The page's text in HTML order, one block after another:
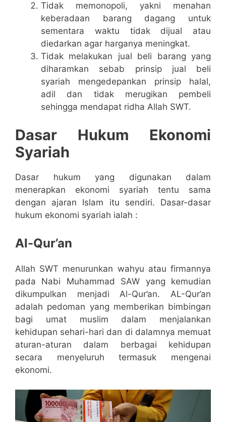
Tidak memonopoli, yakni menahan
keberadaan barang dagang untuk
sementara waktu tidak dijual atau
diedarkan agar harganya meningkat.
Tidak melakukan jual beli barang yang
diharamkan sebab prinsip jual beli
syariah mengedepankan prinsip halal,
adil dan tidak merugikan pembeli
sehingga mendapat ridha Allah SWT.
Dasar Hukum Ekonomi
Syariah
Dasar hukum yang digunakan dalam
menerapkan ekonomi syariah tentu sama
dengan ajaran Islam itu sendiri. Dasar-dasar
hukum ekonomi syariah ialah :
Al-Qur’an
Allah SWT menurunkan wahyu atau firmannya
pada Nabi Muhammad SAW yang kemudian
dikumpulkan menjadi Al-Qur’an. AL-Qur’an
adalah pedoman yang memberikan bimbingan
bagi umat muslim dalam menjalankan
kehidupan sehari-hari dan di dalamnya memuat
aturan-aturan dalam berbagai kehidupan
secara menyeluruh termasuk mengenai
ekonomi.